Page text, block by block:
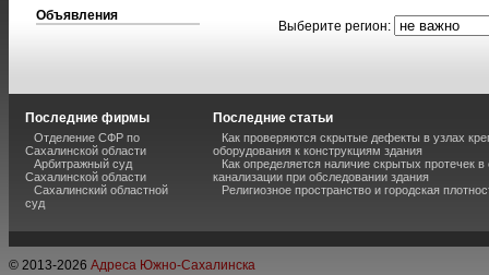
Объявления
Выберите регион:
Последние фирмы
Отделение СФР по
Сахалинской области
Арбитражный суд
Сахалинской области
Сахалинский областной
суд
Последние статьи
Как проверяются скрытые дефекты в узлах
оборудования к конструкциям здания
Как определяется наличие скрытых протечек
канализации при обследовании здания
Религиозное пространство и городская
© 2013-2026 Адреса Южно-Сахалинска